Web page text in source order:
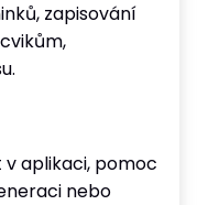
zapisování
aplikaci, pomoc
nebo